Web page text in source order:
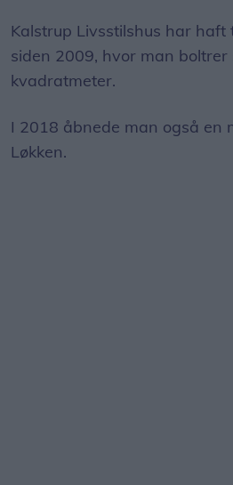
Kalstrup Livsstilshus har haft
siden 2009, hvor man
kvadratmeter.
I 2018 åbnede man også en
Løkken.